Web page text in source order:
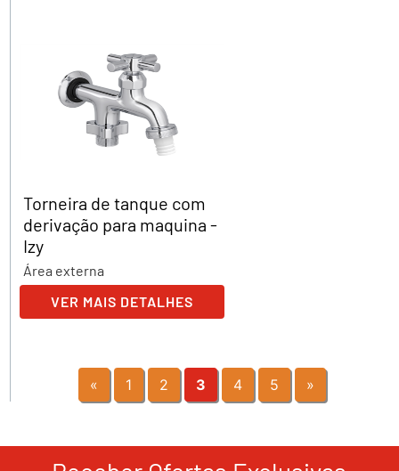
Torneira de tanque com
derivação para maquina -
Izy
Área externa
VER MAIS DETALHES
« 1 2 3 4 5 »